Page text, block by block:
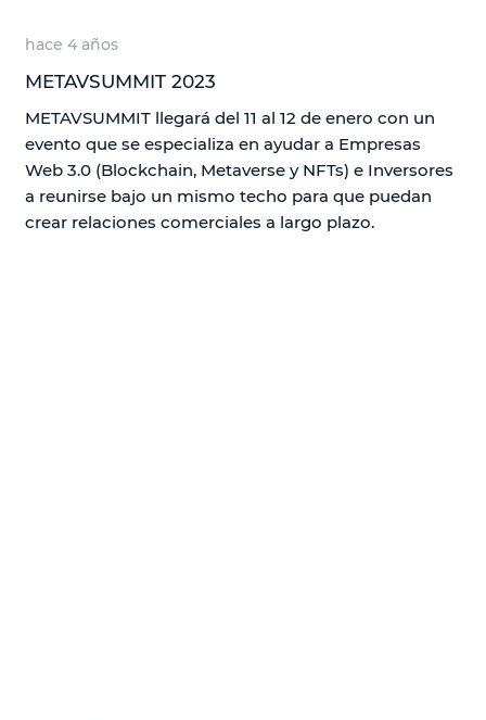
hace 4 años
METAVSUMMIT 2023
METAVSUMMIT llegará del 11 al 12 de enero con un
evento que se especializa en ayudar a Empresas
Web 3.0 (Blockchain, Metaverse y NFTs) e Inversores
a reunirse bajo un mismo techo para que puedan
crear relaciones comerciales a largo plazo.